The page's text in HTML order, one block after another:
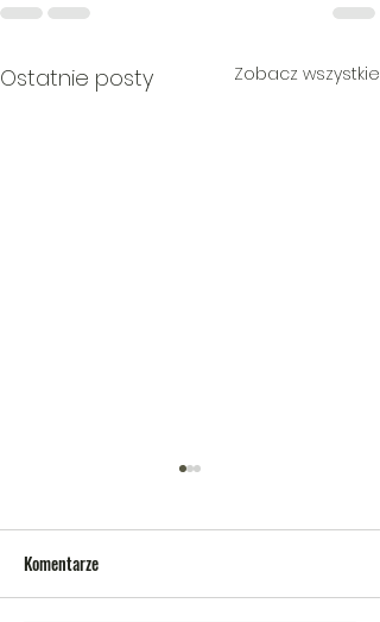
Ostatnie posty Zobacz wszystkie
Komentarze